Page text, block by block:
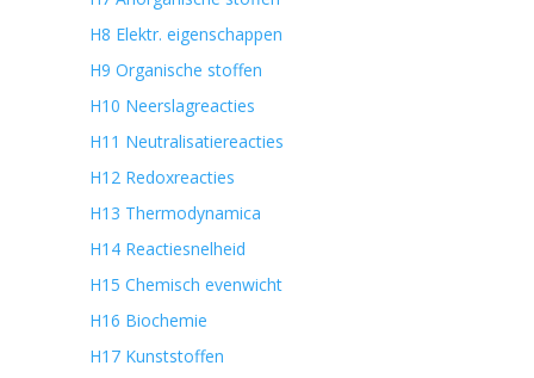
H8 Elektr. eigenschappen
H9 Organische stoffen
H10 Neerslagreacties
H11 Neutralisatiereacties
H12 Redoxreacties
H13 Thermodynamica
H14 Reactiesnelheid
H15 Chemisch evenwicht
H16 Biochemie
H17 Kunststoffen